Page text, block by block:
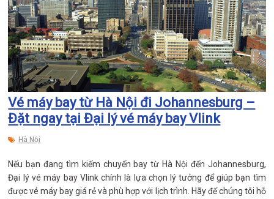
Vé máy bay từ Hà Nội đi Johannesburg –
Đặt ngay tại Đại lý vé máy bay Vlink
Hà Nội
Nếu bạn đang tìm kiếm chuyến bay từ Hà Nội đến Johannesburg,
Đại lý vé máy bay Vlink chính là lựa chọn lý tưởng để giúp bạn tìm
được vé máy bay giá rẻ và phù hợp với lịch trình. Hãy để chúng tôi hỗ